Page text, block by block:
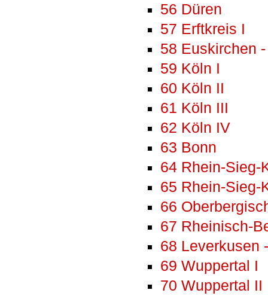
56 Düren
57 Erftkreis I
58 Euskirchen
59 Köln I
60 Köln II
61 Köln III
62 Köln IV
63 Bonn
64 Rhein-Sieg-
65 Rhein-Sieg-
66
67 Rheinisch-
68 Leverkusen
69 Wuppertal I
70 Wuppertal II